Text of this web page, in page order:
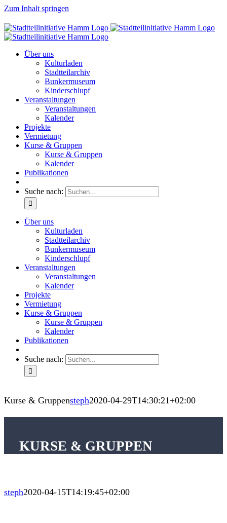
Zum Inhalt springen
Über uns
Kulturladen
Stadtteilarchiv
Bunkermuseum
Kinderschlupf
Veranstaltungen
Veranstaltungen
Kalender
Projekte
Vermietung
Kurse & Gruppen
Kurse & Gruppen
Kalender
Publikationen
Suche nach:
Über uns
Kulturladen
Stadtteilarchiv
Bunkermuseum
Kinderschlupf
Veranstaltungen
Veranstaltungen
Kalender
Projekte
Vermietung
Kurse & Gruppen
Kurse & Gruppen
Kalender
Publikationen
Suche nach:
Kurse & Gruppensteph2020-04-29T14:30:21+02:00
KURSE & GRUPPEN
steph2020-04-15T14:19:45+02:00